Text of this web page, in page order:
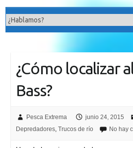
¿Cómo localizar
Bass?
Pesca Extrema junio 24, 2015
Depredadores, Trucos de río No hay